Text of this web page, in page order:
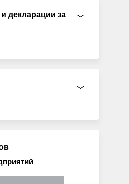
декларации за